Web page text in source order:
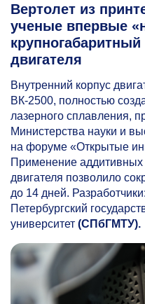
Вертолет из
ученые впервые
крупногабаритный
двигателя
Внутренний корпус
ВК-2500, полностью
лазерного сплавления,
Министерства науки и
на форуме «Открытые
Применение аддитивных
двигателя позволило
до 14 дней. Разработчики:
Петербургский
университет (СПбГМТУ).